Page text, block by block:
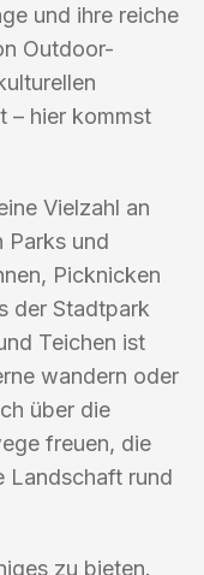
und ihre reiche
Outdoor-
– hier kommst
Vielzahl an
Parks und
Picknicken
der Stadtpark
Teichen ist
wandern oder
über die
freuen, die
Landschaft rund
zu bieten.